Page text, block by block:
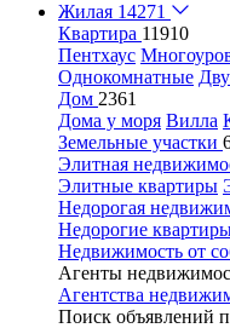
Жилая 14271
Квартира 11910
Пентхаус
Однокомнатные
Дом 2361
Дома у моря Вилла
Земельные участки
Элитная
Элитные квартиры
Недорогая
Недорогие
Недвижимость от
Агенты
Агентства
Поиск объявлений